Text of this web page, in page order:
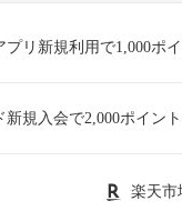
プリ新規利用で1,000ポ
新規入会で2,000ポイント
楽天市